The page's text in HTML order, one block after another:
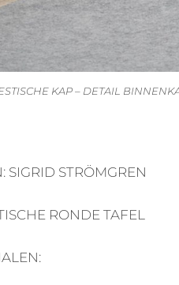
KAP – DETAIL
SIGRID STRÖMGREN
RONDE TAFEL